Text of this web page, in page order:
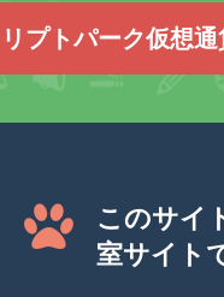
プトパーク仮想通
このサイ
室サイト